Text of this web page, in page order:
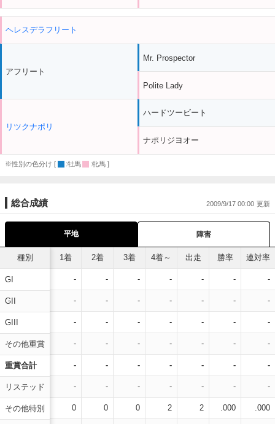
ヘレスデラフリート
アフリート
リツクナポリ
Mr. Prospector
Polite Lady
ハードツービート
ナポリジヨオー
※性別の色分け [ :牡馬 :牝馬 ]
総合成績 2009/9/17 00:00
平地 障害
種別
GI
GII
GIII
その他重賞
重賞合計
リステッド
その他特別
1着 2着 3着 4着～ 出走 勝率 連対率
- - - - - - -
- - - - - - -
- - - - - - -
- - - - - - -
- - - - - - -
- - - - - - -
0 0 0 2 2 .000 .000